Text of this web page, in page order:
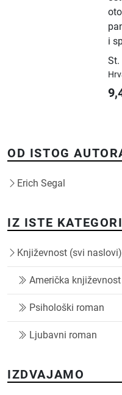
i
St.
OD ISTOG
Erich Segal
IZ ISTE
Književnost (svi naslovi)
Američka književnost
Psihološki roman
Ljubavni roman
IZDVAJAMO